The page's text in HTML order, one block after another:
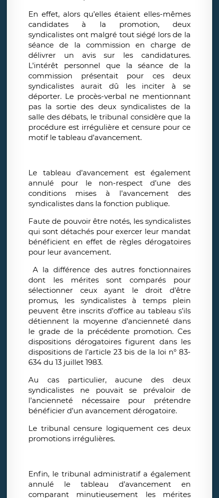
En effet, alors qu’elles étaient elles-mêmes
candidates à la promotion, deux
syndicalistes ont malgré tout siégé lors de la
séance de la commission en charge de
délivrer un avis sur les candidatures.
L’intérêt personnel que la séance de la
commission présentait pour ces deux
syndicalistes aurait dû les inciter à se
déporter. Le procès-verbal ne mentionnant
pas la sortie des deux syndicalistes de la
salle des débats, le tribunal considère que la
procédure est irrégulière et censure pour ce
motif le tableau d’avancement.
Le tableau d’avancement est également
annulé pour le non-respect d’une des
conditions mises à l’avancement des
syndicalistes dans la fonction publique.
Faute de pouvoir être notés, les syndicalistes
qui sont détachés pour exercer leur mandat
bénéficient en effet de règles dérogatoires
pour leur avancement.
A la différence des autres fonctionnaires
dont les mérites sont comparés pour
sélectionner ceux ayant le droit d’être
promus, les syndicalistes à temps plein
peuvent être inscrits d’office au tableau s’ils
détiennent la moyenne d’ancienneté dans
le grade de la précédente promotion. Ces
dispositions dérogatoires figurent dans les
dispositions de l’article 23 bis de la loi n° 83-
634 du 13 juillet 1983.
Au cas particulier, aucune des deux
syndicalistes ne pouvait se prévaloir de
l’ancienneté nécessaire pour prétendre
bénéficier d’un avancement dérogatoire.
Le tribunal censure logiquement ces deux
promotions irrégulières.
Enfin, le tribunal administratif a également
annulé le tableau d’avancement en
comparant minutieusement les mérites